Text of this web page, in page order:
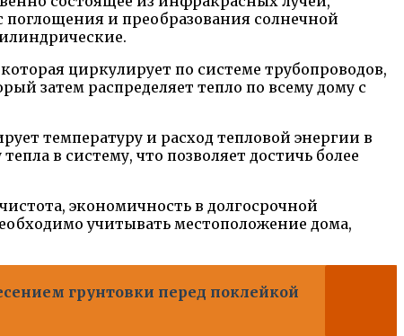
поглощения и преобразования солнечной
циркулирует по системе трубопроводов,
затем распределяет тепло по всему дому с
температуру и расход тепловой энергии в
в систему, что позволяет достичь более
экономичность в долгосрочной
учитывать местоположение дома,
грунтовки перед поклейкой